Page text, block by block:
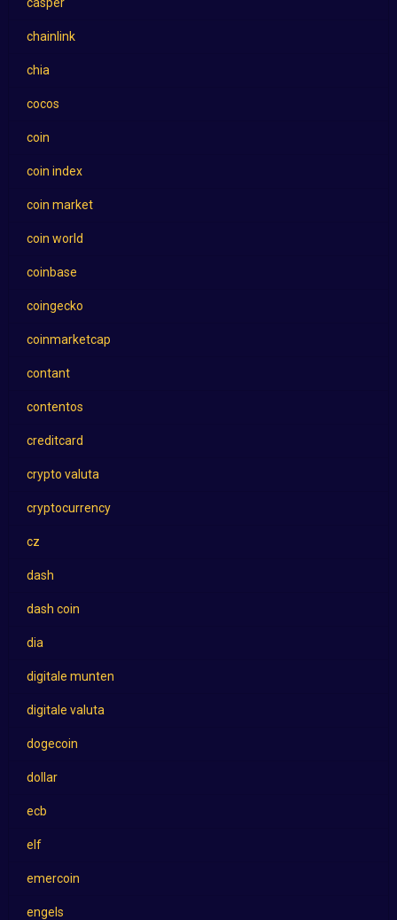
chainlink
chia
cocos
coin
coin index
coin market
coin world
coinbase
coingecko
coinmarketcap
contant
contentos
creditcard
crypto valuta
cryptocurrency
cz
dash
dash coin
dia
digitale munten
digitale valuta
dogecoin
dollar
ecb
elf
emercoin
engels